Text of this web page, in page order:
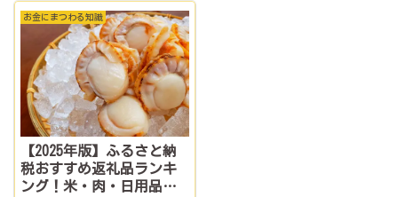
お金にまつわる知識
【2025年版】ふるさと納
税おすすめ返礼品ランキ
ング！米・肉・日用品で